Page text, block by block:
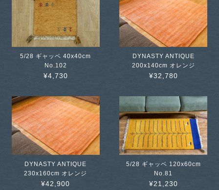
5/28 ギャッベ 40x40cm
No.102
¥4,730
DYNASTY ANTIQUE
200x140cm オレンジ
¥32,780
DYNASTY ANTIQUE
230x160cm オレンジ
¥42,900
5/28 ギャッベ 120x60cm
No.81
¥21,230